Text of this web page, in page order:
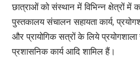
छात्राओं को संस्थान में विभिन्न क्षेत्रों
पुस्तकालय संचालन सहायता कार्य,
और प्रायोगिक सत्रों के लिये प्रयोगशाला
प्रशासनिक कार्य आदि शामिल हैं।